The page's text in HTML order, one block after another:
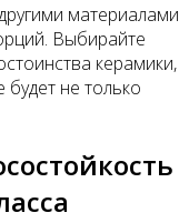
материалами
Выбирайте
керамики,
будет не только